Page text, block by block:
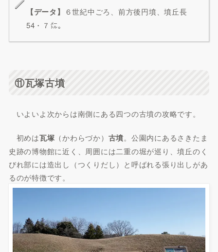
【データ】 ６世紀中ごろ、前方後円墳、墳丘長
54・７㍍。
⑪瓦塚古墳
いよいよ次からは南側にある四つの古墳の攻略です。
初めは瓦塚 （かわらづか） 古墳。公園内にあるさきたま
史跡の博物館に近く、周囲には二重の堀が巡り、墳丘のく
びれ部には造出し（つくりだし）と呼ばれる張り出しがあ
るのが特徴です。